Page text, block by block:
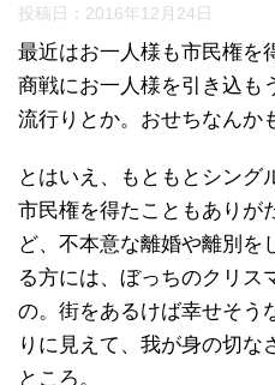
投稿日： 2016年12月24日
最近はお一人様も市民権を
商戦にお一人様を引き込も
流行りとか。おせちなんか
とはいえ、もともとシング
市民権を得たこともありが
ど、不本意な離婚や離別を
る方には、ぼっちのクリス
の。街をあるけば幸せそう
りに見えて、我が身の切な
ところ。